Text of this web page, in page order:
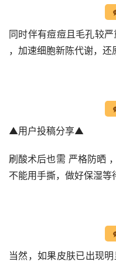
同时伴有痘痘且毛孔较
，加速细胞新陈代谢，还
▲用户投稿分享▲
刷酸术后也需 严格防晒
不能用手撕，做好保湿等
当然，如果皮肤已出现